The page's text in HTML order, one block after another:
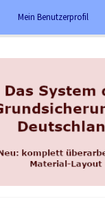
Mein Benutzerprofil